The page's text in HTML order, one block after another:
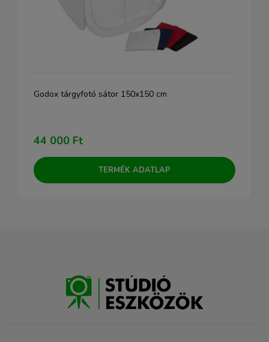
Godox tárgyfotó sátor 150x150 cm
44 000 Ft
TERMÉK ADATLAP